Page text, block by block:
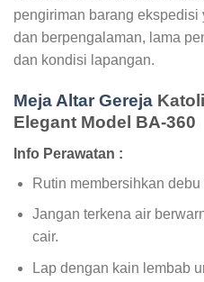
pengiriman barang ekspedisi
dan berpengalaman, lama
dan kondisi lapangan.
Meja Altar Gereja
Elegant Model BA-360
Info Perawatan :
Rutin membersihkan
Jangan terkena air
cair.
Lap dengan kain lembab